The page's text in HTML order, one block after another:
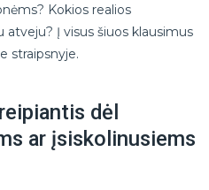
Kokios realios
Į visus šiuos klausimus
straipsnyje.
dėl
ar įsiskolinusiems